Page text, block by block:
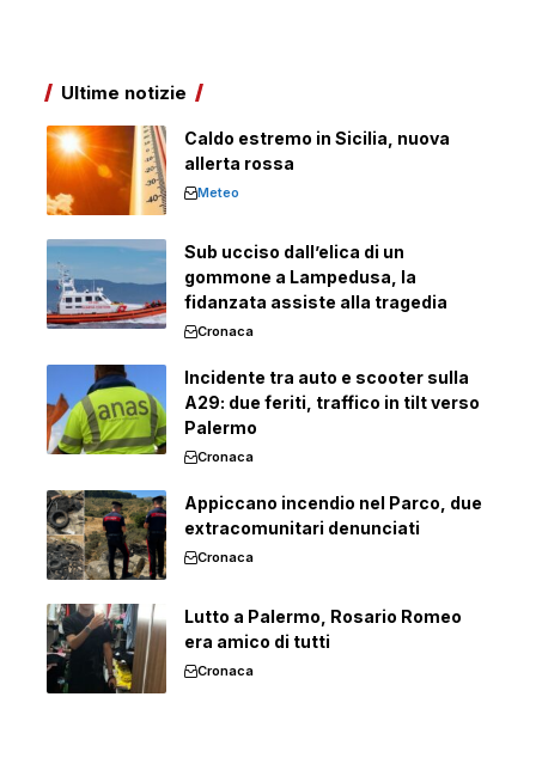
Ultime notizie
Caldo estremo in Sicilia, nuova
allerta rossa
Meteo
Sub ucciso dall’elica di un
gommone a Lampedusa, la
fidanzata assiste alla tragedia
Cronaca
Incidente tra auto e scooter sulla
A29: due feriti, traffico in tilt verso
Palermo
Cronaca
Appiccano incendio nel Parco, due
extracomunitari denunciati
Cronaca
Lutto a Palermo, Rosario Romeo
era amico di tutti
Cronaca